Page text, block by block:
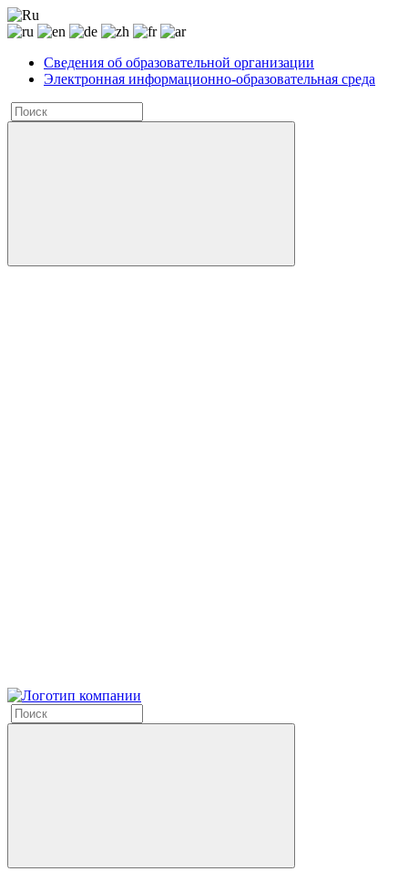
Сведения об образовательной организации
Электронная информационно-образовательная среда